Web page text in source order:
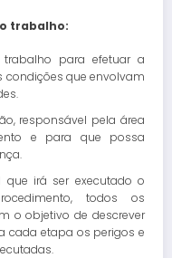
trabalho:
para efetuar a
condições que envolvam
responsável pela área
e para que possa
irá ser executado o
todos os
o objetivo de descrever
cada etapa os perigos e